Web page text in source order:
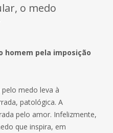
o medo
homem pela imposição
medo leva à
patológica. A
pelo amor. Infelizmente,
que inspira, em